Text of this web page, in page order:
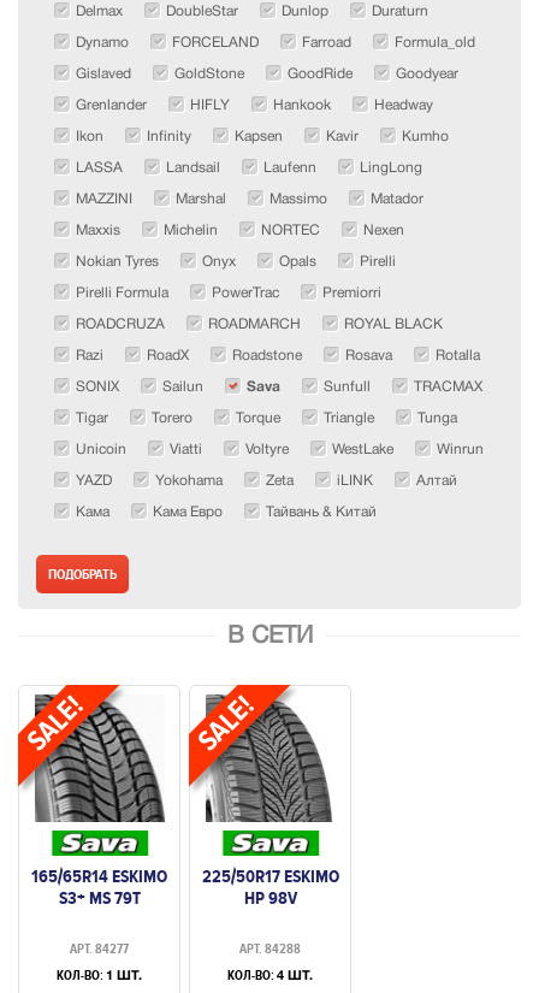
Delmax DoubleStar Dunlop Duraturn
Dynamo FORCELAND Farroad Formula_old
Gislaved GoldStone GoodRide Goodyear
Grenlander HIFLY Hankook Headway
Ikon Infinity Kapsen Kavir Kumho
LASSA Landsail Laufenn LingLong
MAZZINI Marshal Massimo Matador
Maxxis Michelin NORTEC Nexen
Nokian Tyres Onyx Opals Pirelli
Pirelli Formula PowerTrac Premiorri
ROADCRUZA ROADMARCH ROYAL BLACK
Razi RoadX Roadstone Rosava Rotalla
SONIX Sailun Sava Sunfull TRACMAX
Tigar Torero Torque Triangle Tunga
Unicoin Viatti Voltyre WestLake Winrun
YAZD Yokohama Zeta iLINK Алтай
Кама Кама Евро Тайвань & Китай
В СЕТИ
165/65R14 ESKIMO
S3+ MS 79T
АРТ. 84277
КОЛ-ВО: 1 ШТ.
225/50R17 ESKIMO
HP 98V
АРТ. 84288
КОЛ-ВО: 4 ШТ.